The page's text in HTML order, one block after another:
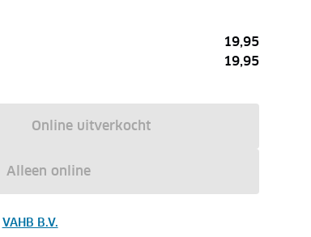
19,95
19,95
Online uitverkocht
Alleen online
VAHB B.V.